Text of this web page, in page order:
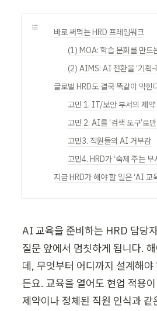
바로 써먹는 HRD 프레임워크
(1) MOA: 학습 문화를 만드
(2) AIMS: AI 전환을 ‘기획-
글로벌 HRD도 결국 똑같이 막힌
고민 1. IT/보안 부서의 제약
고민 2. AI를 ‘검색 도구’로
고민3. 직원들의 AI 거부감
고민4. HRD가 ‘숙제 주는 부
지금 HRD가 해야 할 일은 ‘AI 교
AI 교육을 준비하는 HRD 담당
질문 앞에서 멈칫하게 됩니다.
데, 무엇부터 어디까지 설계해야
든요. 교육을 열어도 현업 적용
제약이나 정체된 직원 인식과 같